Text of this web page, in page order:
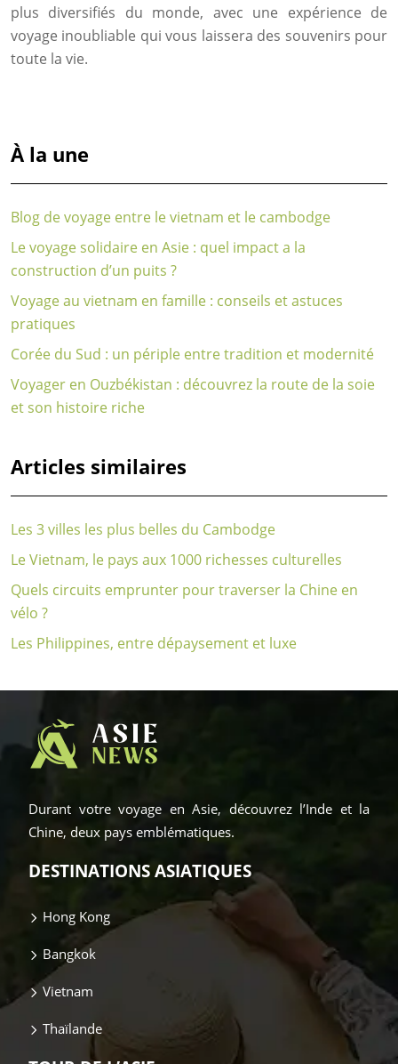
plus diversifiés du monde, avec une expérience de
voyage inoubliable qui vous laissera des souvenirs pour
toute la vie.
À la une
Blog de voyage entre le vietnam et le cambodge
Le voyage solidaire en Asie : quel impact a la
construction d’un puits ?
Voyage au vietnam en famille : conseils et astuces
pratiques
Corée du Sud : un périple entre tradition et modernité
Voyager en Ouzbékistan : découvrez la route de la soie
et son histoire riche
Articles similaires
Les 3 villes les plus belles du Cambodge
Le Vietnam, le pays aux 1000 richesses culturelles
Quels circuits emprunter pour traverser la Chine en
vélo ?
Les Philippines, entre dépaysement et luxe
Durant votre voyage en Asie, découvrez l’Inde et la
Chine, deux pays emblématiques.
DESTINATIONS ASIATIQUES
Hong Kong
Bangkok
Vietnam
Thaïlande